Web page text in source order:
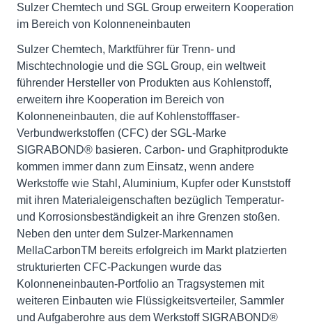
Sulzer Chemtech und SGL Group erweitern Kooperation
im Bereich von Kolonneneinbauten
Sulzer Chemtech, Marktführer für Trenn- und
Mischtechnologie und die SGL Group, ein weltweit
führender Hersteller von Produkten aus Kohlenstoff,
erweitern ihre Kooperation im Bereich von
Kolonneneinbauten, die auf Kohlenstofffaser-
Verbundwerkstoffen (CFC) der SGL-Marke
SIGRABOND® basieren. Carbon- und Graphitprodukte
kommen immer dann zum Einsatz, wenn andere
Werkstoffe wie Stahl, Aluminium, Kupfer oder Kunststoff
mit ihren Materialeigenschaften bezüglich Temperatur-
und Korrosionsbeständigkeit an ihre Grenzen stoßen.
Neben den unter dem Sulzer-Markennamen
MellaCarbonTM bereits erfolgreich im Markt platzierten
strukturierten CFC-Packungen wurde das
Kolonneneinbauten-Portfolio an Tragsystemen mit
weiteren Einbauten wie Flüssigkeitsverteiler, Sammler
und Aufgaberohre aus dem Werkstoff SIGRABOND®